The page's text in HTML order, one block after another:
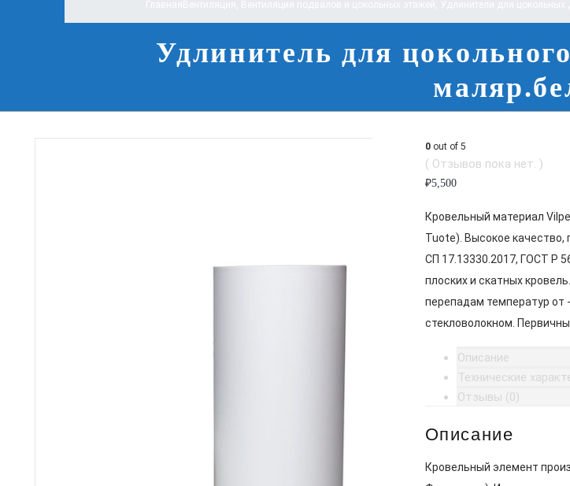
Удлинитель для
0out of 5
( Отзывов пока нет. )
₽5,500
Кровельный материал
Tuote). Высокое качество,
СП 17.13330.2017, ГОСТ Р
плоских и скатных
перепадам температур от
стекловолокном.
Описание
Технические
Отзывы (0)
Описание
Кровельный элемент